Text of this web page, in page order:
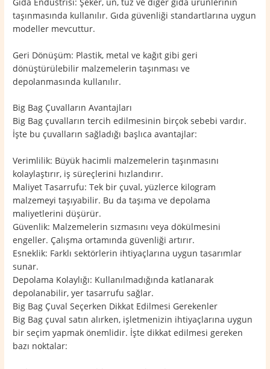
taşınmasında kullanılır. Gıda güvenliği standartlarına uygun
modeller mevcuttur.
Geri Dönüşüm: Plastik, metal ve kağıt gibi geri
dönüştürülebilir malzemelerin taşınması ve
depolanmasında kullanılır.
Big Bag Çuvalların Avantajları
Big Bag çuvalların tercih edilmesinin birçok sebebi vardır.
İşte bu çuvalların sağladığı başlıca avantajlar:
Verimlilik: Büyük hacimli malzemelerin taşınmasını
kolaylaştırır, iş süreçlerini hızlandırır.
Maliyet Tasarrufu: Tek bir çuval, yüzlerce kilogram
malzemeyi taşıyabilir. Bu da taşıma ve depolama
maliyetlerini düşürür.
Güvenlik: Malzemelerin sızmasını veya dökülmesini
engeller. Çalışma ortamında güvenliği artırır.
Esneklik: Farklı sektörlerin ihtiyaçlarına uygun tasarımlar
sunar.
Depolama Kolaylığı: Kullanılmadığında katlanarak
depolanabilir, yer tasarrufu sağlar.
Big Bag Çuval Seçerken Dikkat Edilmesi Gerekenler
Big Bag çuval satın alırken, işletmenizin ihtiyaçlarına uygun
bir seçim yapmak önemlidir. İşte dikkat edilmesi gereken
bazı noktalar: